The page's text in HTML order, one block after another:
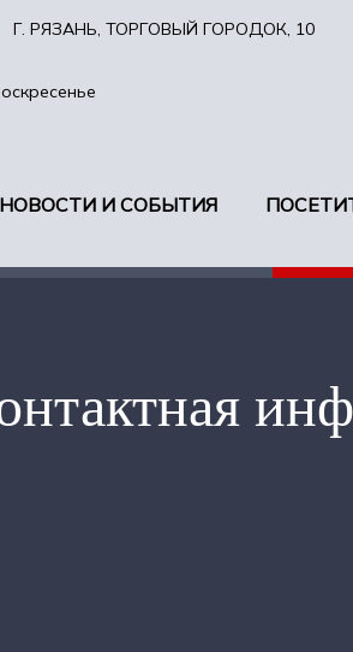
Г. РЯЗАНЬ, ТОРГОВЫЙ ГОРОДОК, 10
НОВОСТИ И СОБЫТИЯ